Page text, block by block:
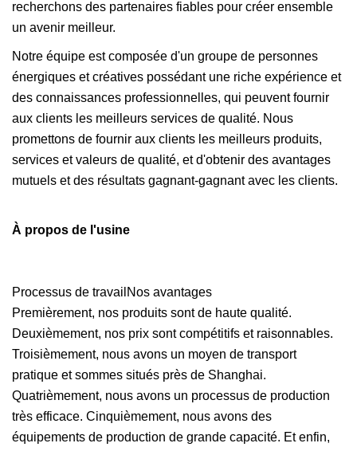
recherchons des partenaires fiables pour créer ensemble
un avenir meilleur.
Notre équipe est composée d'un groupe de personnes
énergiques et créatives possédant une riche expérience et
des connaissances professionnelles, qui peuvent fournir
aux clients les meilleurs services de qualité. Nous
promettons de fournir aux clients les meilleurs produits,
services et valeurs de qualité, et d'obtenir des avantages
mutuels et des résultats gagnant-gagnant avec les clients.
À propos de l'usine
Processus de travailNos avantages
Premièrement, nos produits sont de haute qualité.
Deuxièmement, nos prix sont compétitifs et raisonnables.
Troisièmement, nous avons un moyen de transport
pratique et sommes situés près de Shanghai.
Quatrièmement, nous avons un processus de production
très efficace. Cinquièmement, nous avons des
équipements de production de grande capacité. Et enfin,